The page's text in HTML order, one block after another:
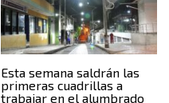
Esta semana saldrán las
primeras cuadrillas a
trabajar en el alumbrado